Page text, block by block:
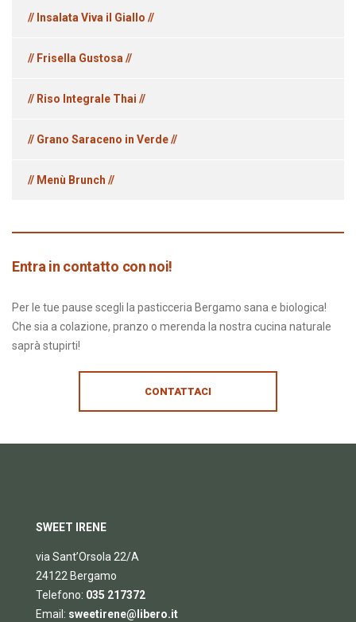
// Insalata Viva il Giallo //
// Frisella Gustosa //
// Riso Integrale Thai //
// Grano Saraceno in Verde //
// Menù Brunch //
Entra in contatto con noi!
Per le tue pause scegli la pasticceria Bergamo sana e biologica!
Che sia a colazione, pranzo o merenda la nostra cucina naturale
saprà stupirti!
CONTATTACI
SWEET IRENE
via Sant’Orsola 22/A
24122 Bergamo
Telefono: 035 217372
Email: sweetirene@libero.it